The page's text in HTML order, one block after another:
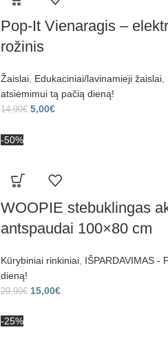
Pop-It Vienaragis –
rožinis
Žaislai Edukaciniai/lavinamieji žaislai
atsiėmimui tą pačią dieną!
14,99€ 5,00€
-50%
WOOPIE stebuklingas
antspaudai 100×80 cm
Kūrybiniai rinkiniai IŠPARDAVIMAS -
dieną!
29,99€ 15,00€
-25%